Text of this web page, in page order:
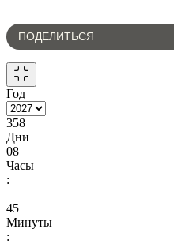
ПОДЕЛИТЬСЯ
Год
358
Дни
08
Часы
:
45
Минуты
: